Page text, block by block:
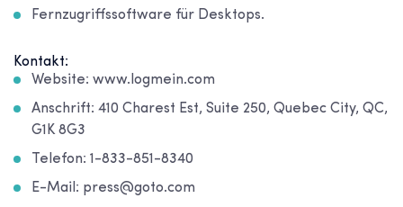
Fernzugriffssoftware für Desktops.
Kontakt:
Website: www.logmein.com
Anschrift: 410 Charest Est, Suite 250, Quebec City, QC,
G1K 8G3
Telefon: 1-833-851-8340
E-Mail: press@goto.com